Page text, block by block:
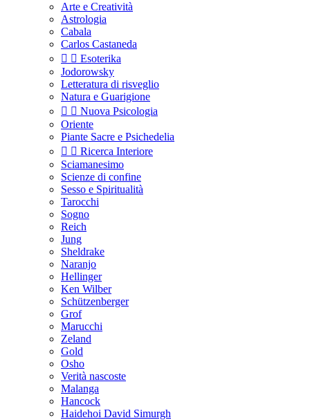
Arte e Creatività
Astrologia
Cabala
Carlos Castaneda
  Esoterika
Jodorowsky
Letteratura di risveglio
Natura e Guarigione
  Nuova Psicologia
Oriente
Piante Sacre e Psichedelia
  Ricerca Interiore
Sciamanesimo
Scienze di confine
Sesso e Spiritualità
Tarocchi
Sogno
Reich
Jung
Sheldrake
Naranjo
Hellinger
Ken Wilber
Schützenberger
Grof
Marucchi
Zeland
Gold
Osho
Verità nascoste
Malanga
Hancock
Haidehoi David Simurgh